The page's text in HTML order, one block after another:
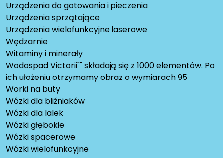
Urządzenia do gotowania i pieczenia
Urządzenia sprzątające
Urządzenia wielofunkcyjne laserowe
Wędzarnie
Witaminy i minerały
Wodospad Victorii"" składają się z 1000 elementów. Po
ich ułożeniu otrzymamy obraz o wymiarach 95
Worki na buty
Wózki dla bliźniaków
Wózki dla lalek
Wózki głębokie
Wózki spacerowe
Wózki wielofunkcyjne